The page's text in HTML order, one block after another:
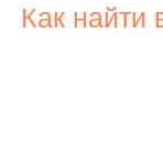
Как найти